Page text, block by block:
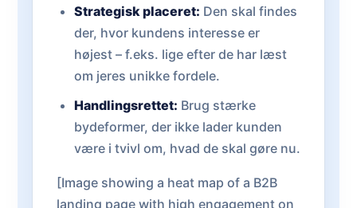
Strategisk placeret: Den skal findes
der, hvor kundens interesse er
højest – f.eks. lige efter de har læst
om jeres unikke fordele.
Handlingsrettet: Brug stærke
bydeformer, der ikke lader kunden
være i tvivl om, hvad de skal gøre nu.
[Image showing a heat map of a B2B
landing page with high engagement on